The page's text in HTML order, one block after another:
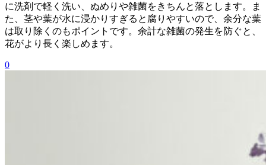
に洗剤で軽く洗い、ぬめりや雑菌をきちんと落とします。ま
た、茎や葉が水に浸かりすぎると腐りやすいので、余分な葉
は取り除くのもポイントです。余計な雑菌の発生を防ぐと、
花がより長く楽しめます。
0